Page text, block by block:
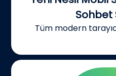
Sohbet
Tüm modern